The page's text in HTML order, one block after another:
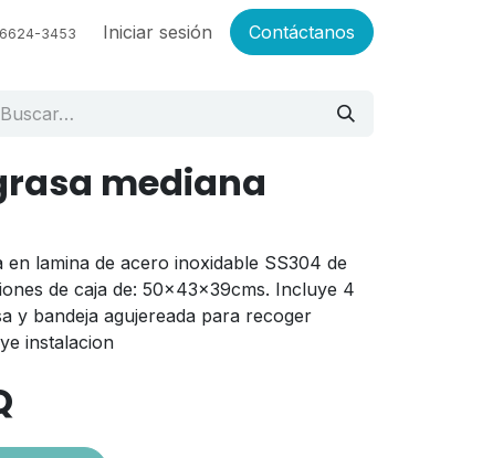
Empleos
3453 Iniciar sesión Contáctanos
mediana
lamina de acero inoxidable SS304 de
de caja de: 50x43x39cms. Incluye 4
y bandeja agujereada para recoger
instalacion